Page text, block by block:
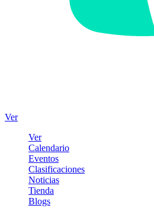
Ver
Ver
Calendario
Eventos
Clasificaciones
Noticias
Tienda
Blogs